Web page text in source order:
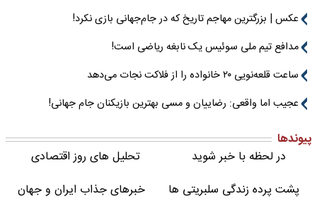
عکس | بزرگترین مهاجم تاریخ که در جام‌جهانی بازی نکرد!
مدافع تیم ملی سوئیس یک نابغه ریاضی است!
ساعت قلعه‌نویی ۲۰ خانواده را از فلاکت نجات می‌دهد
عجیب اما واقعی: رضاییان و مسی بهترین بازیکنان جام جهانی!
پیوندها
در لحظه با خبر شوید
تحلیل های روز اقتصادی
پشت پرده زندگی سلبریتی ها
خبرهای جذاب ایران و جهان